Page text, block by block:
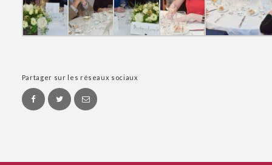
Partager sur les réseaux sociaux